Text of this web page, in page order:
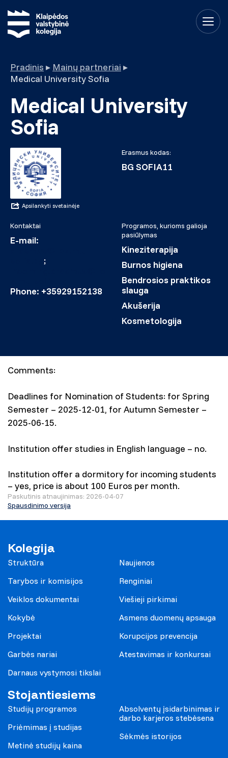
Pradinis ▸ Mainų partneriai ▸
Medical University Sofia
Medical University
Sofia
Apsilankyti svetainėje
Erasmus kodas:
BG SOFIA11
Kontaktai
E-mail:
;
Phone: +35929152138
Programos, kurioms galioja
pasiūlymas
Kineziterapija
Burnos higiena
Bendrosios praktikos
slauga
Akušerija
Kosmetologija
Comments:
Deadlines for Nomination of Students: for Spring
Semester – 2025-12-01, for Autumn Semester –
2025-06-15.
Institution offer studies in English language – no.
Institution offer a dormitory for incoming students
– yes, price is about 100 Euros per month.
Paskutinis atnaujinimas: 2026-04-07
Spausdinimo versija
Kolegija
Struktūra
Tarybos ir komisijos
Veiklos dokumentai
Kokybė
Projektai
Garbės nariai
Darnaus vystymosi tikslai
Naujienos
Renginiai
Viešieji pirkimai
Asmens duomenų apsauga
Korupcijos prevencija
Atestavimas ir konkursai
Stojantiesiems
Studijų programos
Priėmimas į studijas
Metinė studijų kaina
Absolventų įsidarbinimas ir
darbo karjeros stebėsena
Sėkmės istorijos